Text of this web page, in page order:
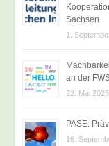
Sachsen
1.
an der
22. Mai 2025
PASE:
16.